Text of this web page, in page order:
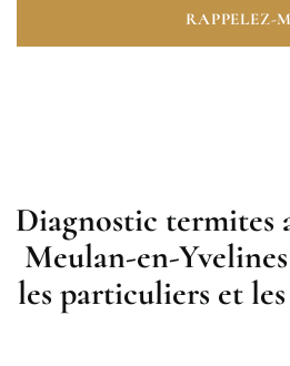
RAPPELEZ-
Diagnostic termites
Meulan-en-
les particuliers et